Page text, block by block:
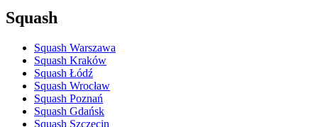
Squash
Squash Warszawa
Squash Kraków
Squash Łódź
Squash Wrocław
Squash Poznań
Squash Gdańsk
Squash Szczecin